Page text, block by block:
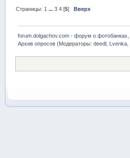
Страницы: 1 ...3 4 [5]Вверх
forum.dolgachov.com - форум о
Архив опросов (Модераторы:deedl , Lvenka,